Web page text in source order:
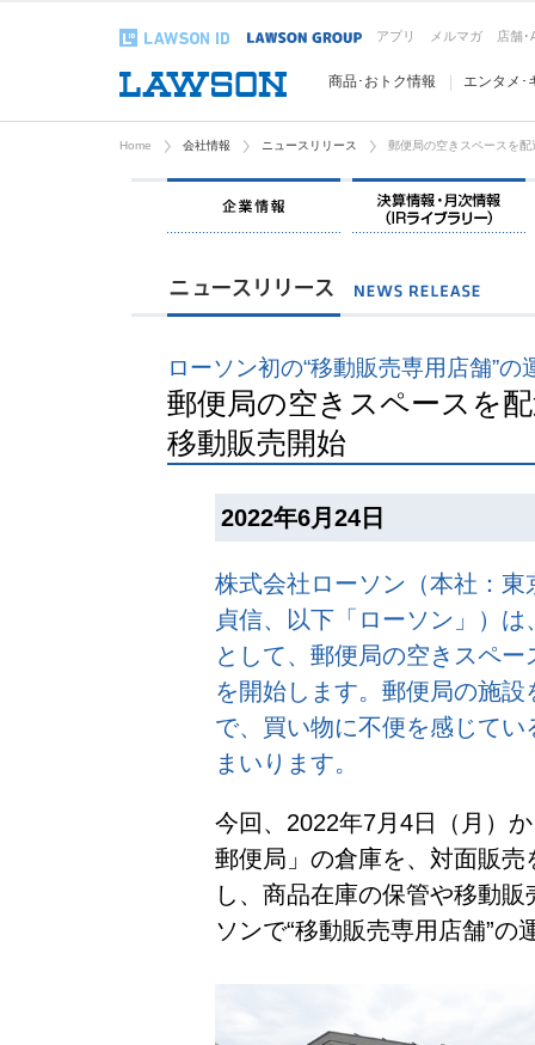
アプリ メルマガ 店舗･
商品･おトク情報 エンタメ･
Home 会社情報 ニュースリリース 郵便局の空きスペースを
企業情報
ローソン初の“移動販売専用店舗”の
郵便局の空きスペースを
移動販売開始
2022年6月24日
株式会社ローソン（本社：
貞信、以下「ローソン」）
として、郵便局の空きスペ
を開始します。郵便局の施
で、買い物に不便を感じて
まいります。
今回、2022年7月4日（月）
郵便局」の倉庫を、対面販売
し、商品在庫の保管や移動
ソンで“移動販売専用店舗”